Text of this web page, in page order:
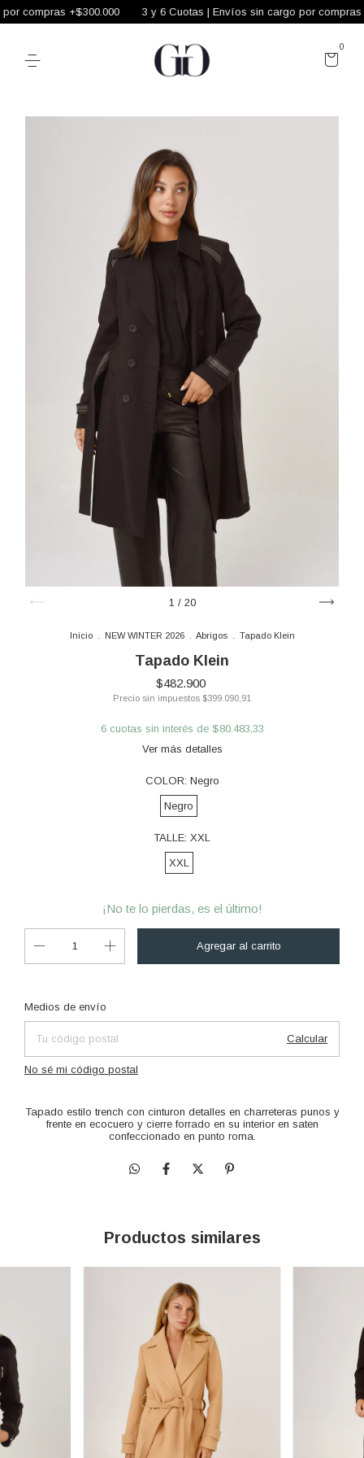
compras +$300.000 3 y 6 Cuotas | Envíos sin cargo por compras
0
1 / 20
Inicio NEW WINTER 2026 Abrigos Tapado Klein
Tapado Klein
$482.900
Precio sin impuestos $399.090,91
6 cuotas sin interés de $80.483,33
Ver más detalles
COLOR: Negro
Negro
TALLE: XXL
XXL
¡No te lo pierdas, es el último!
Entregas para el CP:
Medios de envío
Calcular
No sé mi código postal
Tapado estilo trench con cinturon detalles en charreteras punos y
frente en ecocuero y cierre forrado en su interior en saten
confeccionado en punto roma.
Productos similares